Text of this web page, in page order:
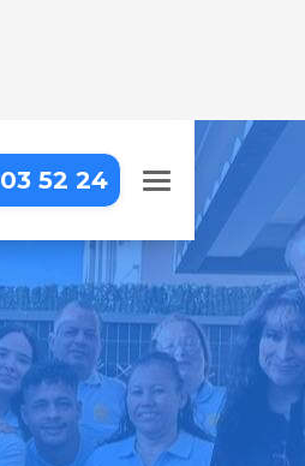
52 24
OFICINAS EN
MEDIANO
oficina impecable
Nosotros lo
posible